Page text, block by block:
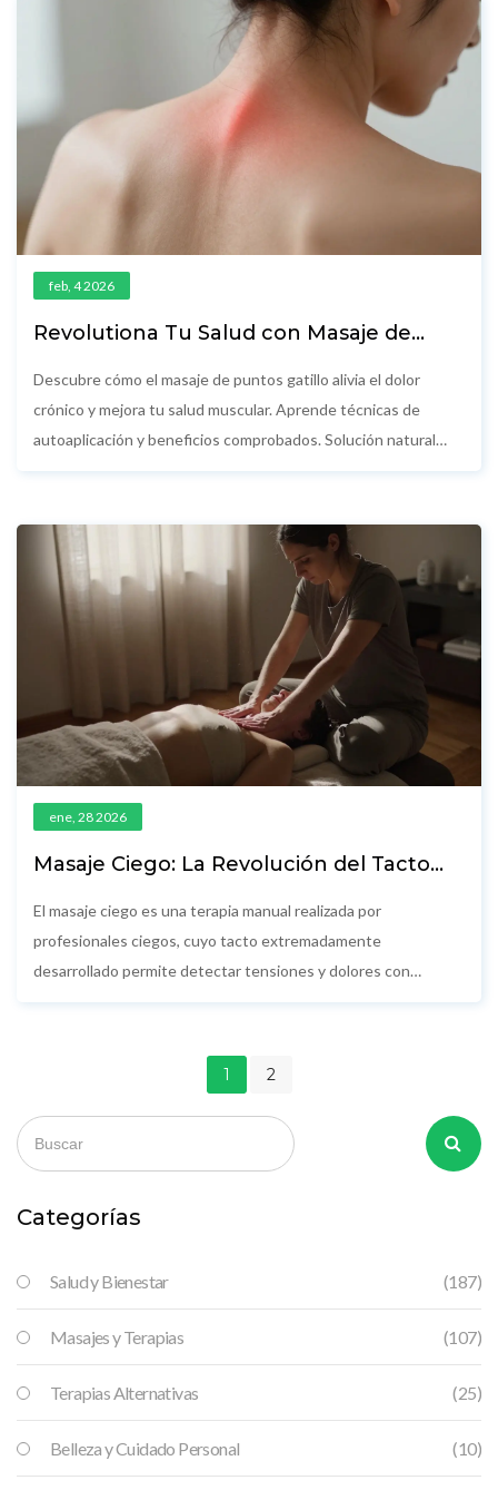
feb, 4 2026
Revolutiona Tu Salud con Masaje de
Descubre cómo el masaje de puntos gatillo alivia el dolor
crónico y mejora tu salud muscular. Aprende técnicas de
autoaplicación y beneficios comprobados. Solución natural
ene, 28 2026
Masaje Ciego: La Revolución del Tacto
El masaje ciego es una terapia manual realizada por
profesionales ciegos, cuyo tacto extremadamente
desarrollado permite detectar tensiones y dolores con
1 2
Categorías
Salud y Bienestar (187)
Masajes y Terapias (107)
Terapias Alternativas (25)
Belleza y Cuidado Personal (10)